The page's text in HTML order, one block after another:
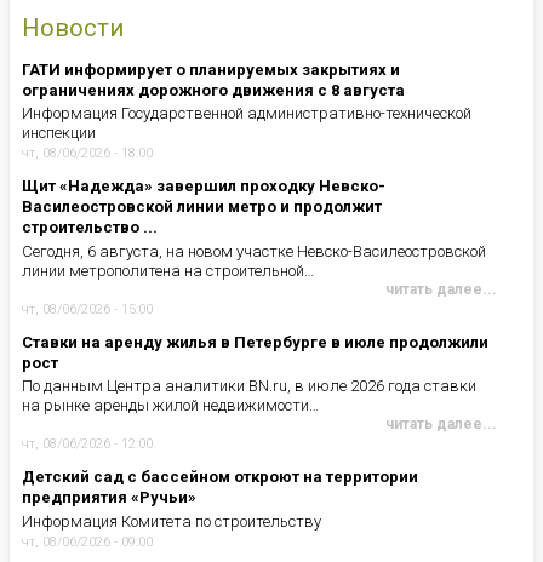
Новости
ГАТИ информирует о планируемых закрытиях и
ограничениях дорожного движения с 8 августа
Информация Государственной административно-технической
инспекции
чт, 08/06/2026 - 18:00
Щит «Надежда» завершил проходку Невско-
Василеостровской линии метро и продолжит
строительство ...
Сегодня, 6 августа, на новом участке Невско-Василеостровской
линии метрополитена на строительной…
читать далее...
чт, 08/06/2026 - 15:00
Ставки на аренду жилья в Петербурге в июле продолжили
рост
По данным Центра аналитики BN.ru, в июле 2026 года ставки
на рынке аренды жилой недвижимости…
читать далее...
чт, 08/06/2026 - 12:00
Детский сад с бассейном откроют на территории
предприятия «Ручьи»
Информация Комитета по строительству
чт, 08/06/2026 - 09:00